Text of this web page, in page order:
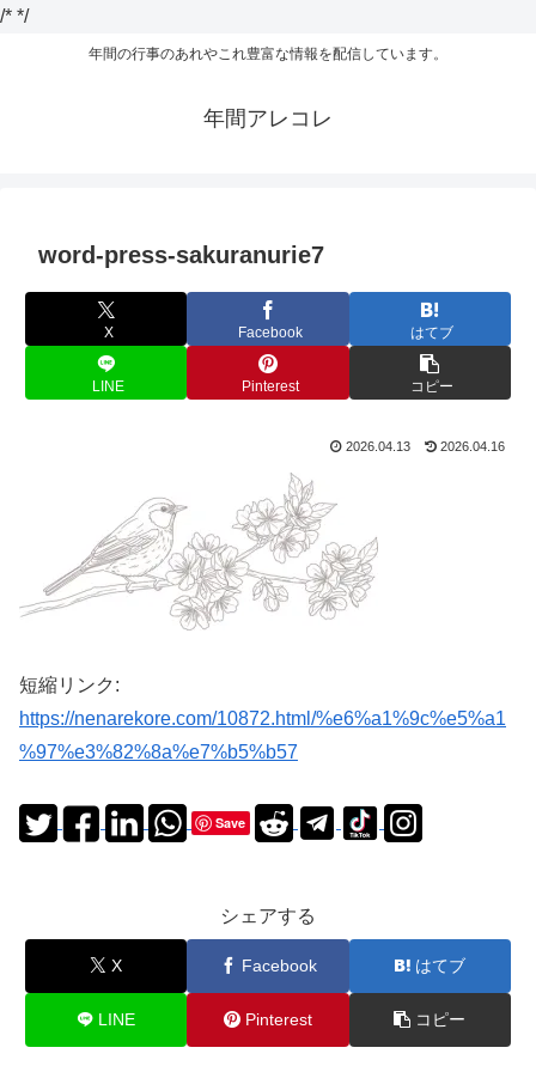
/* */
年間の行事のあれやこれ豊富な情報を配信しています。
年間アレコレ
word-press-sakuranurie7
X Facebook はてブ
LINE Pinterest コピー
2026.04.13 2026.04.16
短縮リンク:
https://nenarekore.com/10872.html/%e6%a1%9c%e5%a1
%97%e3%82%8a%e7%b5%b57
Save
シェアする
X Facebook はてブ
LINE Pinterest コピー